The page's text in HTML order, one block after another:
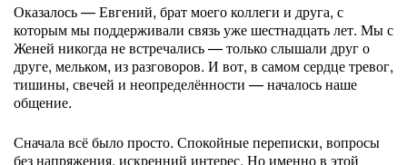
Оказалось — Евгений, брат моего коллеги и друга, с
которым мы поддерживали связь уже шестнадцать лет. Мы с
Женей никогда не встречались — только слышали друг о
друге, мельком, из разговоров. И вот, в самом сердце тревог,
тишины, свечей и неопределённости — началось наше
общение.
Сначала всё было просто. Спокойные переписки, вопросы
без напряжения, искренний интерес. Но именно в этой